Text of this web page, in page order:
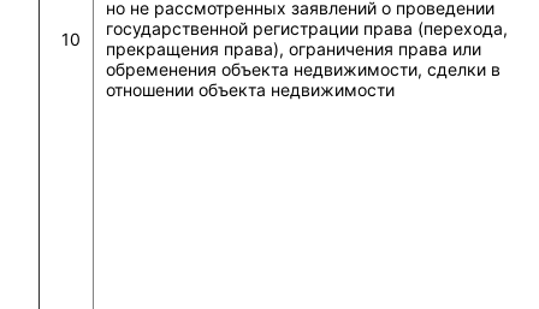
10
но не рассмотренных заявлений о проведении
государственной регистрации права (перехода,
прекращения права), ограничения права или
обременения объекта недвижимости, сделки в
отношении объекта недвижимости